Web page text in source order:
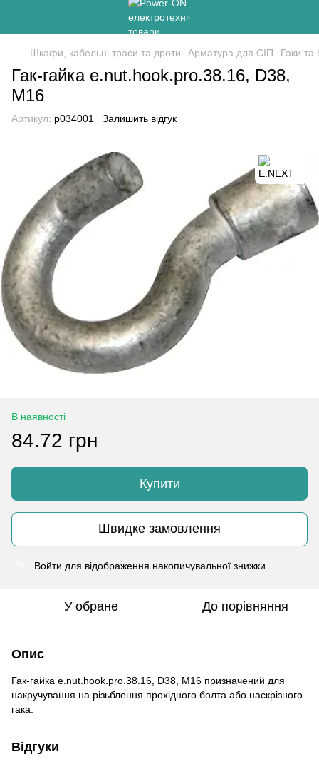
Шкафи, кабельні траси та дроти Арматура для СІП Гаки та
Гак-гайка e.nut.hook.pro.38.16, D38,
М16
Артикул: p034001 Залишить відгук
В наявності
84.72 грн
Купити
Швидке замовлення
Войти для відображення накопичувальної знижки
У обране До порівняння
Опис
Гак-гайка e.nut.hook.pro.38.16, D38, М16 призначений для
накручування на різьблення прохідного болта або наскрізного
гака.
Відгуки